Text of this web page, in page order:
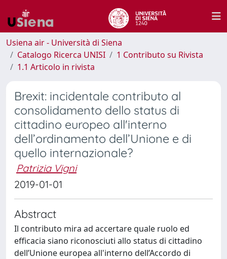
Usiena air - Università di Siena
Catalogo Ricerca UNISI
1 Contributo su Rivista
1.1 Articolo in rivista
Brexit: incidentale contributo al
consolidamento dello status di
cittadino europeo all'interno
dell’ordinamento dell’Unione e di
quello internazionale?
Patrizia Vigni
2019-01-01
Abstract
Il contributo mira ad accertare quale ruolo ed
efficacia siano riconosciuti allo status di cittadino
dell’Unione europea all'interno dell’Accordo di